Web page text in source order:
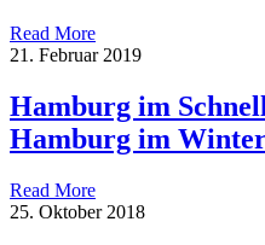
Read More
21. Februar 2019
Hamburg im
Hamburg im
Read More
25. Oktober 2018